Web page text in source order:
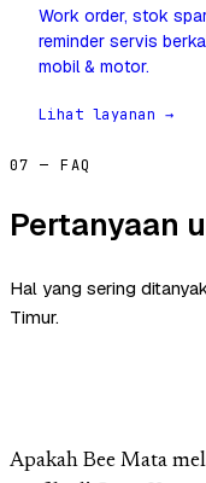
Work order, stok
reminder servis
mobil & motor.
Lihat layanan →
07 — FAQ
Pertanyaan
Hal yang sering
Timur.
Apakah Bee Mata